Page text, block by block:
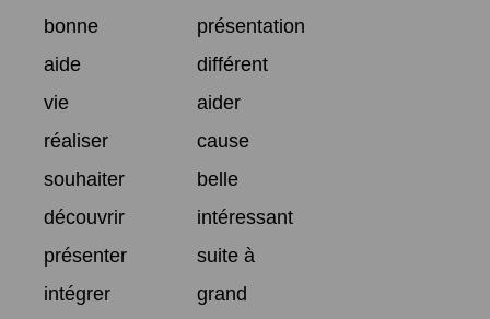
bonne
présentation
aide
différent
vie
aider
réaliser
cause
souhaiter
belle
découvrir
intéressant
présenter
suite à
intégrer
grand